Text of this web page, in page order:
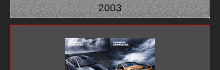
2003